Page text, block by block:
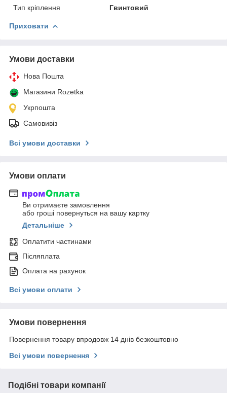
Тип кріплення
Гвинтовий
Приховати
Умови доставки
Нова Пошта
Магазини Rozetka
Укрпошта
Самовивіз
Всі умови доставки
Умови оплати
Ви отримаєте замовлення
або гроші повернуться на вашу картку
Детальніше
Оплатити частинами
Післяплата
Оплата на рахунок
Всі умови оплати
Умови повернення
Повернення товару впродовж 14 днів безкоштовно
Всі умови повернення
Подібні товари компанії